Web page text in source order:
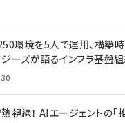
環境を5人で運用、構築
ーズが語るインフラ基盤
視線！ AIエージェントの「